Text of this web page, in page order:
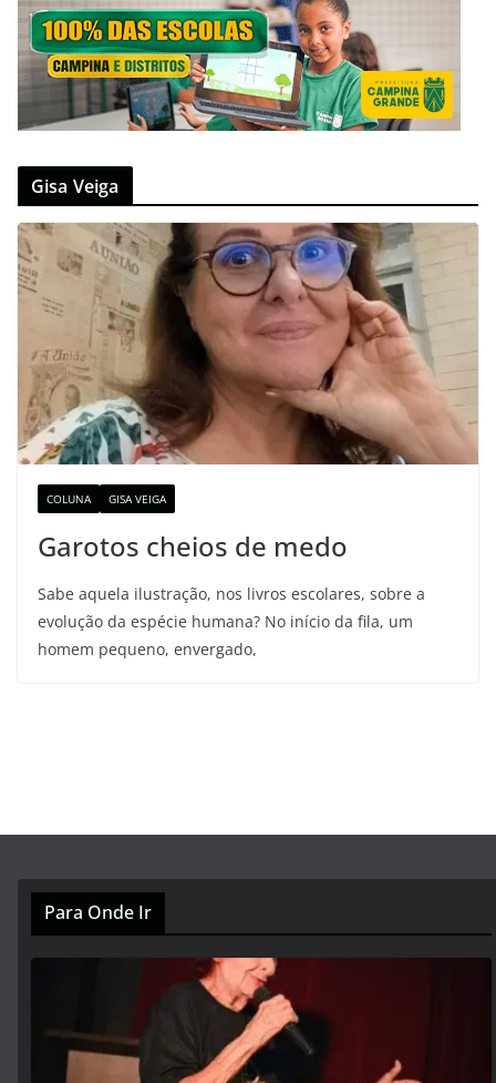
Gisa Veiga
COLUNA GISA VEIGA
Garotos cheios de medo
Sabe aquela ilustração, nos livros escolares, sobre a
evolução da espécie humana? No início da fila, um
homem pequeno, envergado,
Para Onde Ir